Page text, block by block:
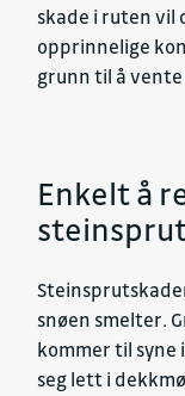
skade i ruten vil
opprinnelige
grunn til å
Enkelt å
snøen smelter.
kommer til syne
seg lett i